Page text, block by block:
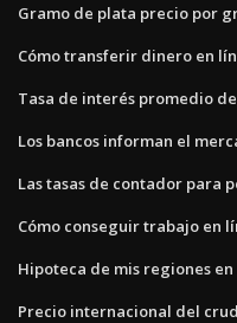
Gramo de plata precio por
Cómo transferir dinero en
Tasa de interés promedio
Los bancos informan el
Las tasas de contador para
Cómo conseguir trabajo en
Hipoteca de mis regiones
Precio internacional del